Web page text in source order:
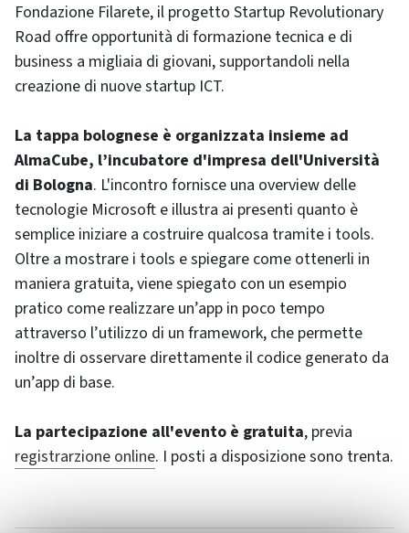
Fondazione Filarete, il progetto Startup Revolutionary
Road offre opportunità di formazione tecnica e di
business a migliaia di giovani, supportandoli nella
creazione di nuove startup ICT.
La tappa bolognese è organizzata insieme ad
AlmaCube, l’incubatore d'impresa dell'Università
di Bologna. L'incontro fornisce una overview delle
tecnologie Microsoft e illustra ai presenti quanto è
semplice iniziare a costruire qualcosa tramite i tools.
Oltre a mostrare i tools e spiegare come ottenerli in
maniera gratuita, viene spiegato con un esempio
pratico come realizzare un’app in poco tempo
attraverso l’utilizzo di un framework, che permette
inoltre di osservare direttamente il codice generato da
un’app di base.
La partecipazione all'evento è gratuita, previa
registrarzione online. I posti a disposizione sono trenta.